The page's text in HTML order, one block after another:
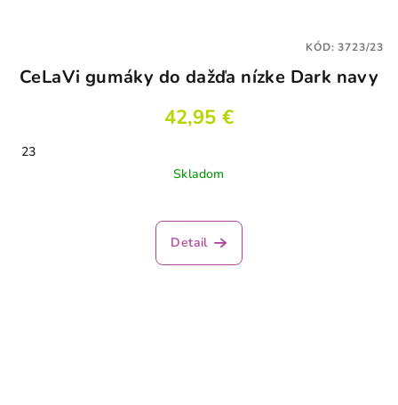
CeLaVi gumáky do dažďa nízke Dark navy
42,95 €
23
Skladom
Detail
KÓD:3723/23